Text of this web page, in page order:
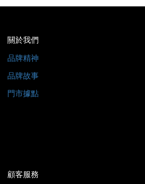
關於我們
品牌精神
品牌故事
門市據點
顧客服務